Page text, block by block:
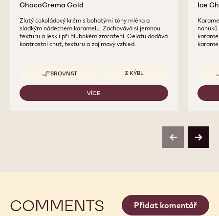
ChocoCrema Gold
Zlatý čokoládový krém s bohatými tóny mléka a
sladkým nádechem karamelu. Zachovává si jemnou
texturu a lesk i při hlubokém zmražení. Gelatu dodává
kontrastní chuť, texturu a zajímavý vzhled.
SROVNAT
-
CHOCOCREMA
Dostupná balení
3 KÝBL
VÍCE
-
Ice
previousnext
COMMENTS Přidat komentář